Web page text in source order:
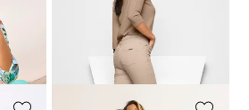
€ (-6%)
MADELEINE
Jeans mit feinem Fransensaum
109,95 €
+20 Farben